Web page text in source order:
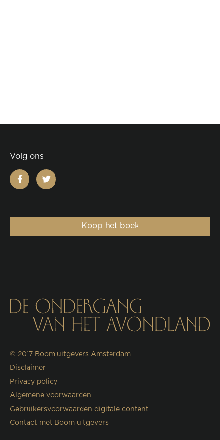
Volg ons
facebooktwitter
Koop het boek
© 2017 Boom uitgevers Amsterdam
Disclaimer
Privacy policy
Algemene voorwaarden
Gebruikersvoorwaarden digitale content
Contact met Boom uitgevers